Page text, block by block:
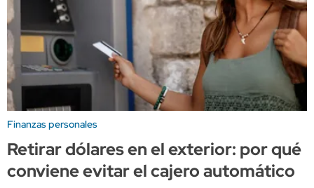
Finanzas personales
Retirar dólares en el exterior: por qué
conviene evitar el cajero automático